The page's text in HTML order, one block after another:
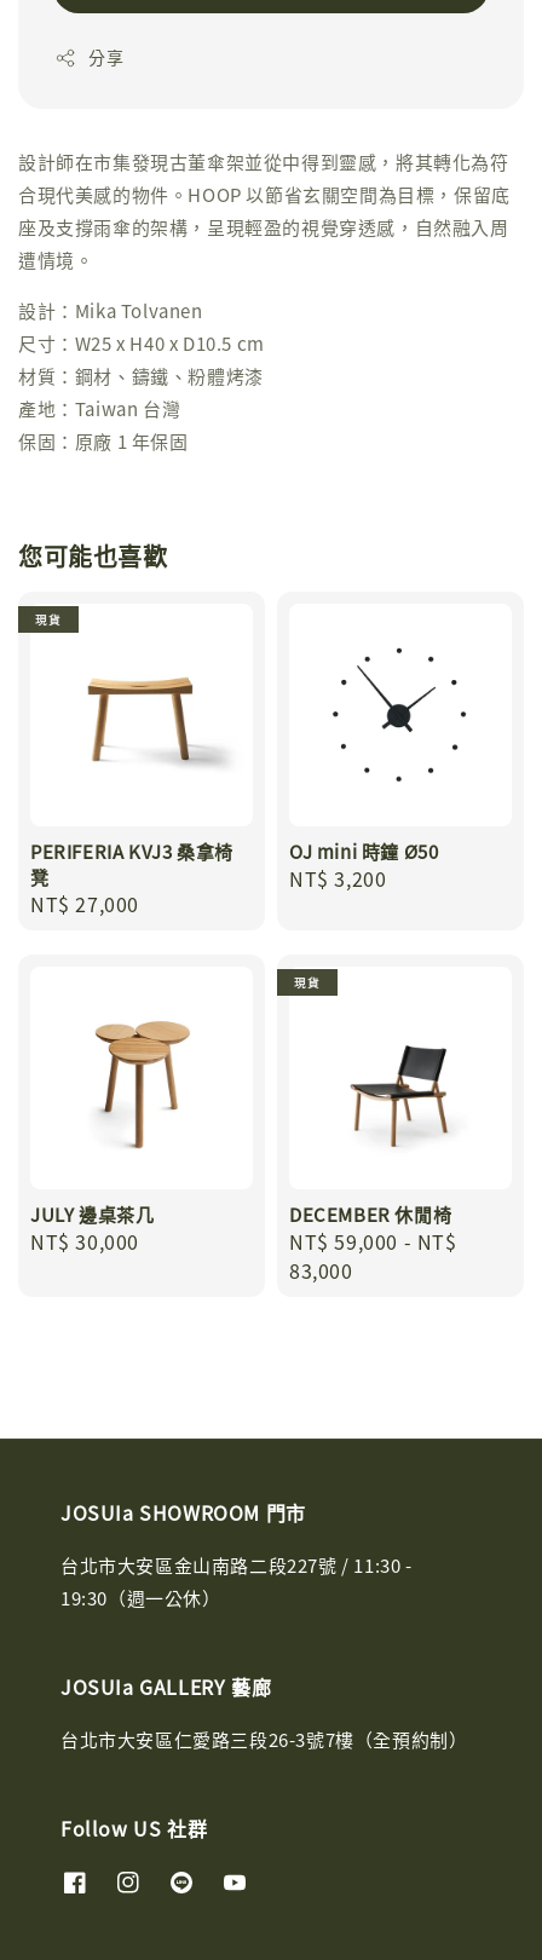
分享
設計師在市集發現古董傘架並從中得到靈感，將其轉化為符
合現代美感的物件。HOOP 以節省玄關空間為目標，保留底
座及支撐雨傘的架構，呈現輕盈的視覺穿透感，自然融入周
遭情境。
設計：Mika Tolvanen
尺寸：W25 x H40 x D10.5 cm
材質：鋼材、鑄鐵、粉體烤漆
產地：Taiwan 台灣
保固：原廠 1 年保固
您可能也喜歡
現貨
PERIFERIA KVJ3 桑拿椅
凳
Regular
NT$ 27,000
OJ mini 時鐘 Ø50
Regular
NT$ 3,200
JULY 邊桌茶几
Regular
NT$ 30,000
現貨
DECEMBER 休閒椅
Regular
price
NT$ 59,000 - NT$
83,000
JOSUIa SHOWROOM 門市
台北市大安區金山南路二段227號 / 11:30 -
19:30（週一公休）
JOSUIa GALLERY 藝廊
台北市大安區仁愛路三段26-3號7樓（全預約制）
Follow US 社群